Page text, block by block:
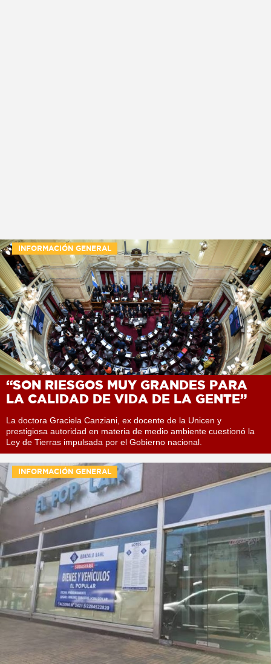
INFORMACIÓN GENERAL
“SON RIESGOS MUY GRANDES PARA
LA CALIDAD DE VIDA DE LA GENTE”
La doctora Graciela Canziani, ex docente de la Unicen y
prestigiosa autoridad en materia de medio ambiente cuestionó la
Ley de Tierras impulsada por el Gobierno nacional.
INFORMACIÓN GENERAL